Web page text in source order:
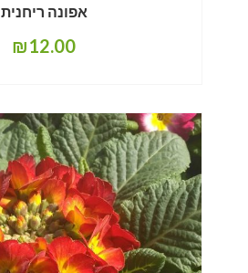
אפונה ריחנית
₪12.00